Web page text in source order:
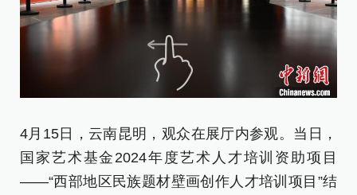
4月15日，云南昆明，观众在展厅内参观。当日，
国家艺术基金2024年度艺术人才培训资助项目
——“西部地区民族题材壁画创作人才培训项目”结